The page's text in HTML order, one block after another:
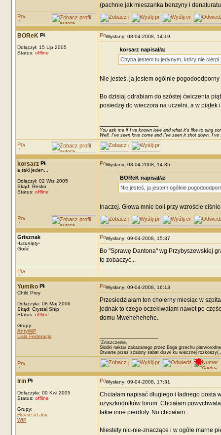
(pachnie jak mieszanka benzyny i
BOReK
Dołączył: 15 Lip 2005
Status: offline
Wysłany: 08-04-2008, 14:19
korsarz napisał/a:
Chyba jestem tu jedynym, który nie cierpi
Nie jesteś, ja jestem ogólnie
Bo dzisiaj odrabiam do szóstej ćwiczenia
posiedzę do wieczora na uczelni, a w piątek
You ask me if I've known love and what it's like to sing
Well, I've seen love come and I've seen it shot down, I've
korsarz
a taki jeden...
Dołączył: 02 Wrz 2005
Skąd: Resko
Status: offline
Wysłany: 08-04-2008, 14:35
BOReK napisał/a:
Nie jesteś, ja jestem ogólnie
Inaczej. Głowa mnie boli przy wzroście
Grisznak
-Usunięty-
Gość
Wysłany: 09-04-2008, 15:37
Bo "Sprawę Dantona" wg Przybyszewskiej
to zobaczyć...
Yumiko
Child Prey
Dołączyła: 08 Maj 2006
Skąd: Crystal Ship
Status: offline
Grupy:
AntyWiP
Lisia Federacja
Wysłany: 09-04-2008, 16:13
Przesiedziałam ten cholerny miesiąc w
jednak to czego oczekiwałam nawet po
domu Mwehehehehe.
"Zniszczenie,
Słodki nektar zakazanego przez Boga grzechu
Otwarte przez szalony sabat drzwi ku wiecznej
Irin
Dołączyła: 09 Kwi 2005
Status: offline
Grupy:
House of Joy
WIP
Wysłany: 09-04-2008, 17:31
Chciałam napisać długiego i ładnego
użyszkodników forum. Chciałam
takie inne pierdoły. No chciałam...
Niestety nic-nie-znaczące i w ogóle marne